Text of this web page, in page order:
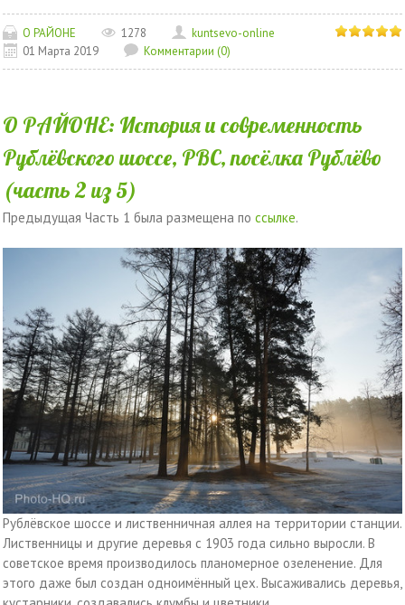
О РАЙОНЕ 1278
kuntsevo-online
01 Марта 2019
Комментарии (0)
О РАЙОНЕ: История и современность
Рублёвского шоссе, РВС, посёлка Рублёво
(часть 2 из 5)
Предыдущая Часть 1 была размещена по ссылке.
Рублёвское шоссе и лиственничная аллея на территории станции.
Лиственницы и другие деревья с 1903 года сильно выросли. В
советское время производилось планомерное озеленение. Для
этого даже был создан одноимённый цех. Высаживались деревья,